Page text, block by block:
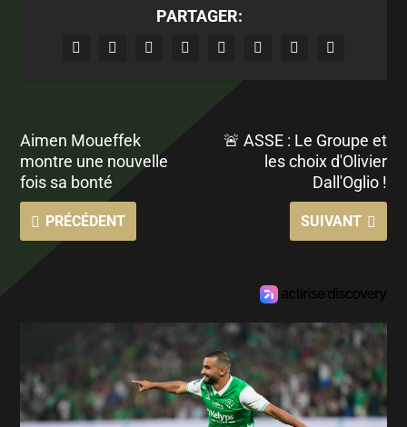
PARTAGER:
Aimen Moueffek
montre une nouvelle
fois sa bonté
PRÉCÉDENT
🚨 ASSE : Le Groupe et
les choix d'Olivier
Dall'Oglio !
SUIVANT